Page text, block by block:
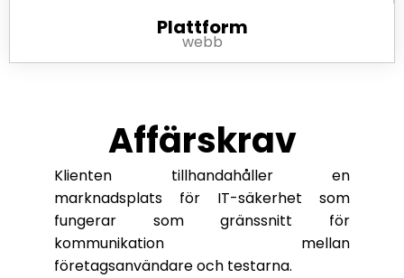
Plattform
webb
Affärskrav
Klienten tillhandahåller en
marknadsplats för IT-säkerhet som
fungerar som gränssnitt för
kommunikation mellan
företagsanvändare och testarna.